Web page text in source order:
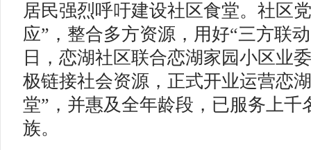
居民强烈呼吁建设社区食堂。社区
应”，整合多方资源，用好“三方联
日，恋湖社区联合恋湖家园小区业
极链接社会资源，正式开业运营恋
堂”，并惠及全年龄段，已服务上千
族。